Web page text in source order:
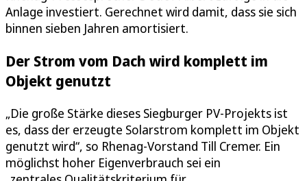
Anlage investiert. Gerechnet wird damit, dass sie sich
binnen sieben Jahren amortisiert.
Der Strom vom Dach wird komplett im
Objekt genutzt
„Die große Stärke dieses Siegburger PV-Projekts ist
es, dass der erzeugte Solarstrom komplett im Objekt
genutzt wird“, so Rhenag-Vorstand Till Cremer. Ein
möglichst hoher Eigenverbrauch sei ein